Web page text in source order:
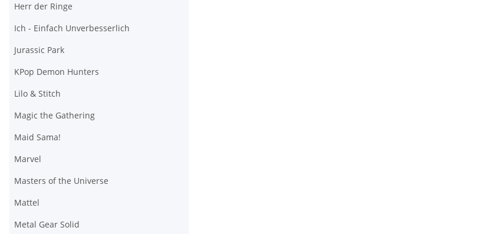
Herr der Ringe
Ich - Einfach Unverbesserlich
Jurassic Park
KPop Demon Hunters
Lilo & Stitch
Magic the Gathering
Maid Sama!
Marvel
Masters of the Universe
Mattel
Metal Gear Solid